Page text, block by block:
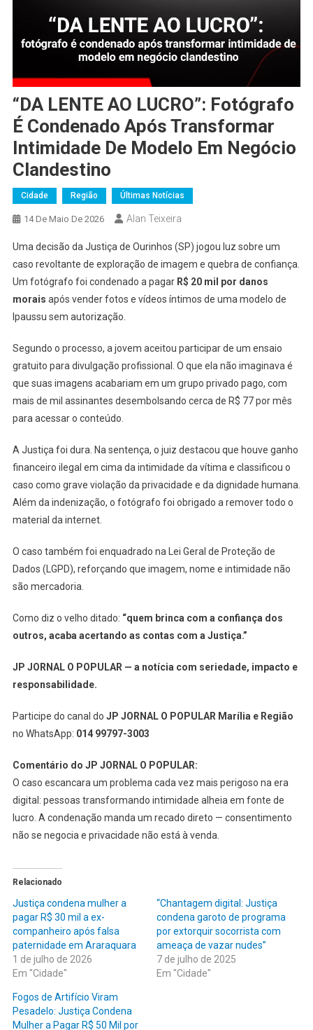
“DA LENTE AO LUCRO”: Fotógrafo
É Condenado Após Transformar
Intimidade De Modelo Em Negócio
Clandestino
Cidade Região Últimas Notícias
14 De Maio De 2026 Alan Teixeira
Uma decisão da Justiça de Ourinhos (SP) jogou luz sobre um
caso revoltante de exploração de imagem e quebra de confiança.
Um fotógrafo foi condenado a pagar R$ 20 mil por danos
morais após vender fotos e vídeos íntimos de uma modelo de
Ipaussu sem autorização.
Segundo o processo, a jovem aceitou participar de um ensaio
gratuito para divulgação profissional. O que ela não imaginava é
que suas imagens acabariam em um grupo privado pago, com
mais de mil assinantes desembolsando cerca de R$ 77 por mês
para acessar o conteúdo.
A Justiça foi dura. Na sentença, o juiz destacou que houve ganho
financeiro ilegal em cima da intimidade da vítima e classificou o
caso como grave violação da privacidade e da dignidade humana.
Além da indenização, o fotógrafo foi obrigado a remover todo o
material da internet.
O caso também foi enquadrado na Lei Geral de Proteção de
Dados (LGPD), reforçando que imagem, nome e intimidade não
são mercadoria.
Como diz o velho ditado: “quem brinca com a confiança dos
outros, acaba acertando as contas com a Justiça.”
JP JORNAL O POPULAR — a notícia com seriedade, impacto e
responsabilidade.
Participe do canal do JP JORNAL O POPULAR Marília e Região
no WhatsApp: 014 99797-3003
Comentário do JP JORNAL O POPULAR:
O caso escancara um problema cada vez mais perigoso na era
digital: pessoas transformando intimidade alheia em fonte de
lucro. A condenação manda um recado direto — consentimento
não se negocia e privacidade não está à venda.
Relacionado
Justiça condena mulher a
pagar R$ 30 mil a ex-
companheiro após falsa
paternidade em Araraquara
1 de julho de 2026
Em "Cidade"
“Chantagem digital: Justiça
condena garoto de programa
por extorquir socorrista com
ameaça de vazar nudes”
7 de julho de 2025
Em "Cidade"
Fogos de Artifício Viram
Pesadelo: Justiça Condena
Mulher a Pagar R$ 50 Mil por